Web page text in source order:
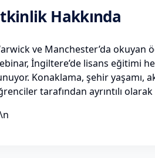
Hakkında
ve Manchester’da okuyan
İngiltere’de lisans eğitimi
Konaklama, şehir
tarafından ayrıntılı olarak